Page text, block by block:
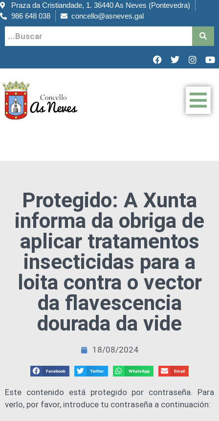
Praza da Cristiandade, 1. 36440 As Neves (Pontevedra)
986 648 038
concello@asneves.gal
Protegido: A Xunta
informa da obriga de
aplicar tratamentos
insecticidas para a
loita contra o vector
da flavescencia
dourada da vide
18/08/2024
Facebook Twitter WhatsApp Email
Este contenido está protegido por contraseña. Para
verlo, por favor, introduce tu contraseña a continuación: